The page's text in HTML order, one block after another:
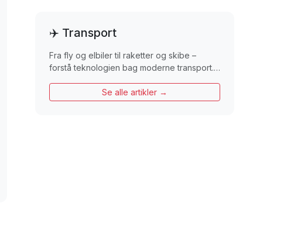
✈️ Transport
Fra fly og elbiler til raketter og skibe –
forstå teknologien bag moderne transport.…
Se alle artikler →